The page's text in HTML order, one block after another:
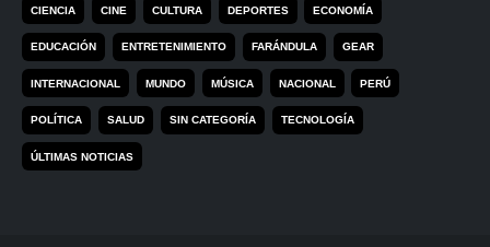
CIENCIA CINE CULTURA DEPORTES ECONOMÍA
EDUCACIÓN ENTRETENIMIENTO FARÁNDULA GEAR
INTERNACIONAL MUNDO MÚSICA NACIONAL PERÚ
POLÍTICA SALUD SIN CATEGORÍA TECNOLOGÍA
ÚLTIMAS NOTICIAS